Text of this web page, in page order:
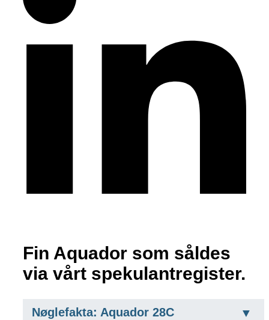
Fin Aquador som såldes
via vårt spekulantregister.
Nøglefakta: Aquador 28C